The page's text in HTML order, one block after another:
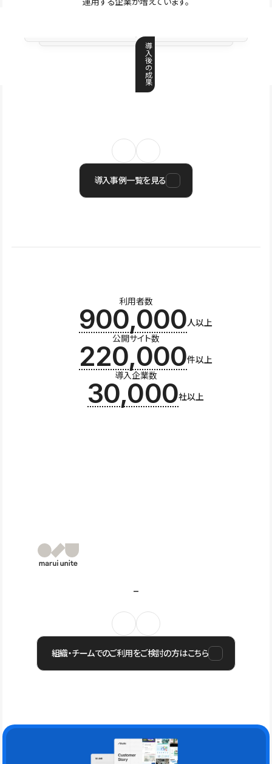
導
入
後
の
成
果
導入事例一覧を見る
利用者数
900,000人以上
公開サイト数
220,000件以上
導入企業数
30,000社以上
組織・チームでのご利用をご検討の方はこちら